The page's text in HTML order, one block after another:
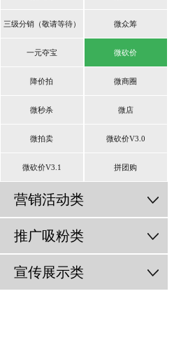
三级分销（敬请等待） 微众筹
一元夺宝 微砍价
降价拍 微商圈
微秒杀 微店
微拍卖 微砍价V3.0
微砍价V3.1 拼团购
营销活动类
推广吸粉类
宣传展示类